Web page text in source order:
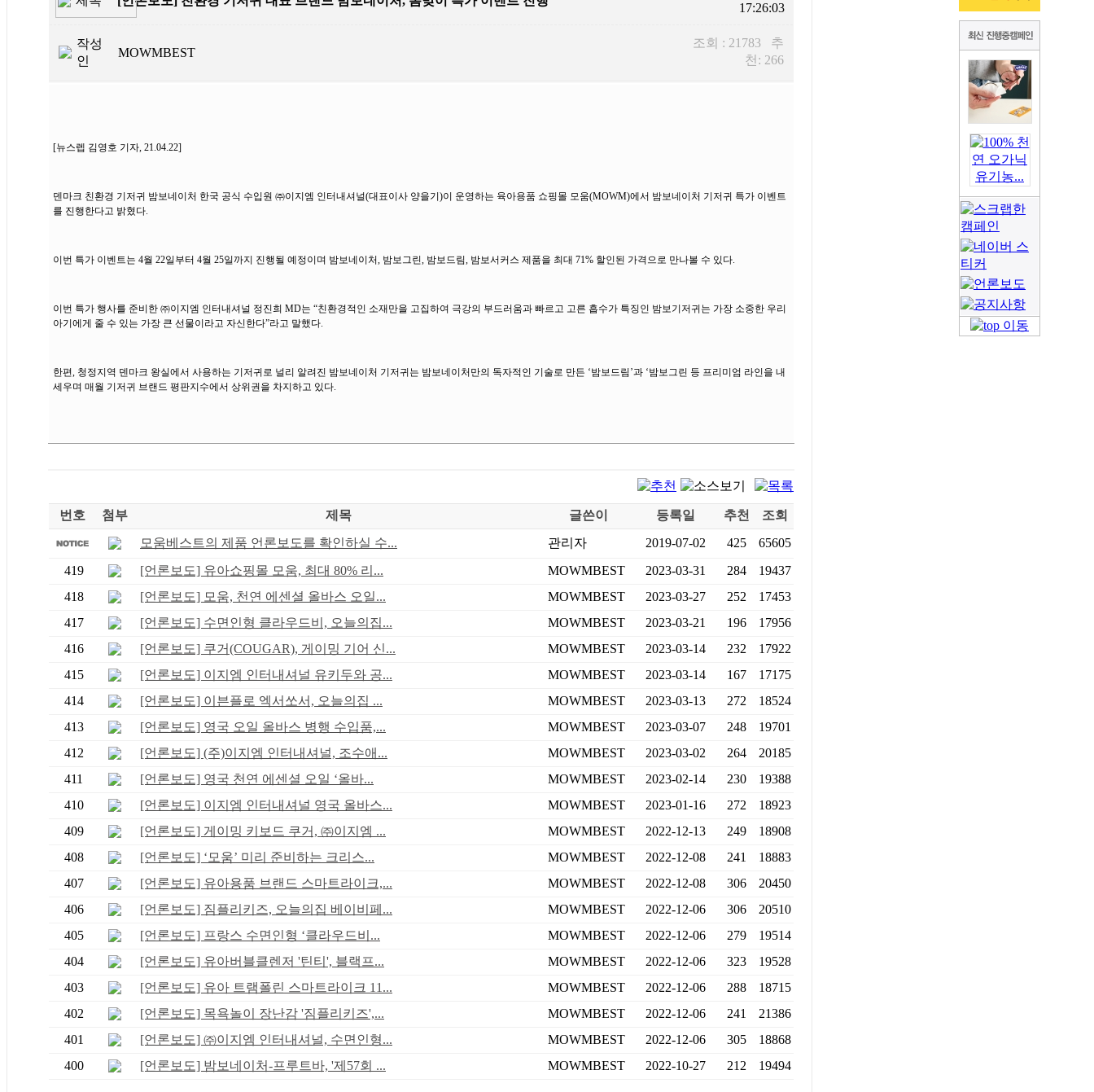
17:26:03
작성
인
MOWMBEST
조회 : 21783 추
천: 266
[뉴스렙 김영호 기자, 21.04.22]
덴마크 친환경 기저귀 밤보네이처 한국 공식 수입원 ㈜이지엠 인터내셔널(대표이사 양을기)이 운영하는 육아용품 쇼핑몰 모움(MOWM)에서 밤보네이처 기저귀 특가 이벤트
를 진행한다고 밝혔다.
이번 특가 이벤트는 4월 22일부터 4월 25일까지 진행될 예정이며 밤보네이처, 밤보그린, 밤보드림, 밤보서커스 제품을 최대 71% 할인된 가격으로 만나볼 수 있다.
이번 특가 행사를 준비한 ㈜이지엠 인터내셔널 정진희 MD는 “친환경적인 소재만을 고집하여 극강의 부드러움과 빠르고 고른 흡수가 특징인 밤보기저귀는 가장 소중한 우리
아기에게 줄 수 있는 가장 큰 선물이라고 자신한다”라고 말했다.
한편, 청정지역 덴마크 왕실에서 사용하는 기저귀로 널리 알려진 밤보네이처 기저귀는 밤보네이처만의 독자적인 기술로 만든 ‘밤보드림’과 ‘밤보그린 등 프리미엄 라인을 내
세우며 매월 기저귀 브랜드 평판지수에서 상위권을 차지하고 있다.
번호 첨부 제목 글쓴이 등록일 추천
조회
모움베스트의 제품 언론보도를 확인하실 수...
관리자 2019-07-02 425
65605
419
[언론보도] 유아쇼핑몰 모움, 최대 80% 리... MOWMBEST 2023-03-31 284
19437
418
[언론보도] 모움, 천연 에센셜 올바스 오일... MOWMBEST 2023-03-27 252
17453
417
[언론보도] 수면인형 클라우드비, 오늘의집... MOWMBEST 2023-03-21 196
17956
416
[언론보도] 쿠거(COUGAR), 게이밍 기어 신... MOWMBEST 2023-03-14 232
17922
415
[언론보도] 이지엠 인터내셔널 유키두와 공... MOWMBEST 2023-03-14 167
17175
414
[언론보도] 이븐플로 엑서쏘서, 오늘의집 ... MOWMBEST 2023-03-13 272
18524
413
[언론보도] 영국 오일 올바스 병행 수입품,... MOWMBEST 2023-03-07 248
19701
412
[언론보도] (주)이지엠 인터내셔널, 조수애... MOWMBEST 2023-03-02 264
20185
411
[언론보도] 영국 천연 에센셜 오일 ‘올바... MOWMBEST 2023-02-14 230
19388
410
[언론보도] 이지엠 인터내셔널 영국 올바스... MOWMBEST 2023-01-16 272
18923
409
[언론보도] 게이밍 키보드 쿠거, ㈜이지엠 ... MOWMBEST 2022-12-13 249
18908
408
[언론보도] ‘모움’ 미리 준비하는 크리스... MOWMBEST 2022-12-08 241
18883
407
[언론보도] 유아용품 브랜드 스마트라이크,... MOWMBEST 2022-12-08 306
20450
406
[언론보도] 짐플리키즈, 오늘의집 베이비페... MOWMBEST 2022-12-06 306
20510
405
[언론보도] 프랑스 수면인형 ‘클라우드비... MOWMBEST 2022-12-06 279
19514
404
[언론보도] 유아버블클렌저 '틴티', 블랙프... MOWMBEST 2022-12-06 323
19528
403
[언론보도] 유아 트램폴린 스마트라이크 11... MOWMBEST 2022-12-06 288
18715
402
[언론보도] 목욕놀이 장난감 '짐플리키즈',... MOWMBEST 2022-12-06 241
21386
401
[언론보도] ㈜이지엠 인터내셔널, 수면인형... MOWMBEST 2022-12-06 305
18868
400
[언론보도] 밤보네이처-프루트바, '제57회 ... MOWMBEST 2022-10-27 212 19494